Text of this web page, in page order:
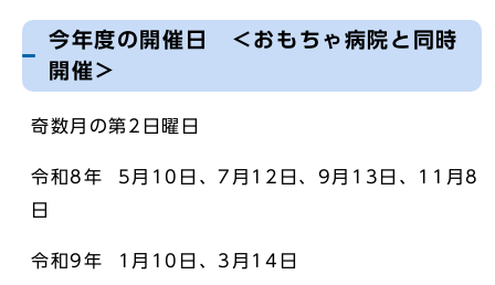
今年度の開催日 ＜おもちゃ病院と同時
開催＞
奇数月の第2日曜日
令和8年 5月10日、7月12日、9月13日、11月8
日
令和9年 1月10日、3月14日